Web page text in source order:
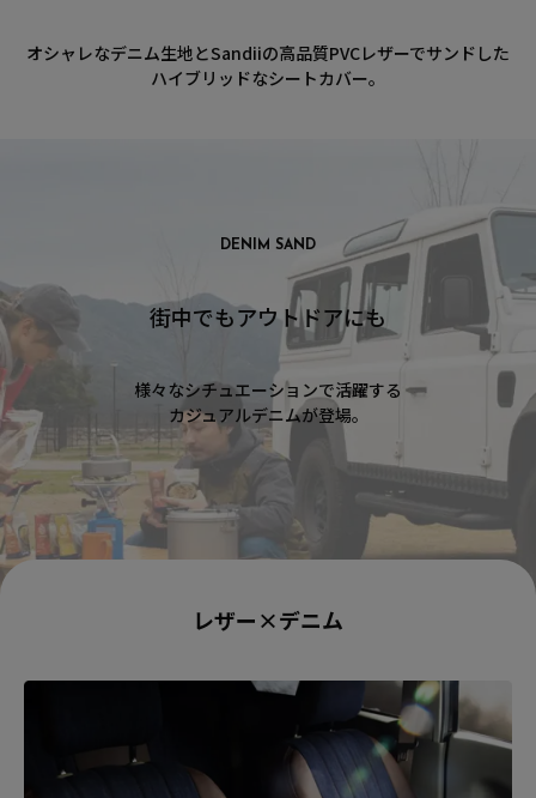
オシャレなデニム生地とSandiiの高品質PVCレザーでサンドした
ハイブリッドなシートカバー。
DENIM SAND
街中でもアウトドアにも
様々なシチュエーションで活躍する
カジュアルデニムが登場。
レザー×デニム